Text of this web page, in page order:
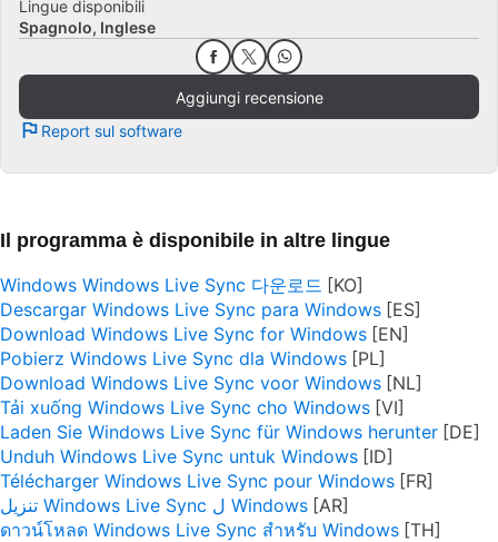
Lingue disponibili
Spagnolo Inglese
Aggiungi recensione
Report sul software
Il programma è disponibile in altre lingue
Windows Windows Live Sync 다운로드
Descargar Windows Live Sync para Windows
Download Windows Live Sync for Windows
Pobierz Windows Live Sync dla Windows
Download Windows Live Sync voor Windows
Tải xuống Windows Live Sync cho Windows
Laden Sie Windows Live Sync für Windows herunter
Unduh Windows Live Sync untuk Windows
Télécharger Windows Live Sync pour Windows
تنزيل Windows Live Sync ل Windows
ดาวน์โหลด Windows Live Sync สำหรับ Windows